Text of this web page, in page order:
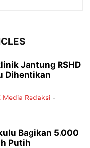
Jantung RSHD
Dihentikan
Media Redaksi -
Bagikan 5.000
Putih